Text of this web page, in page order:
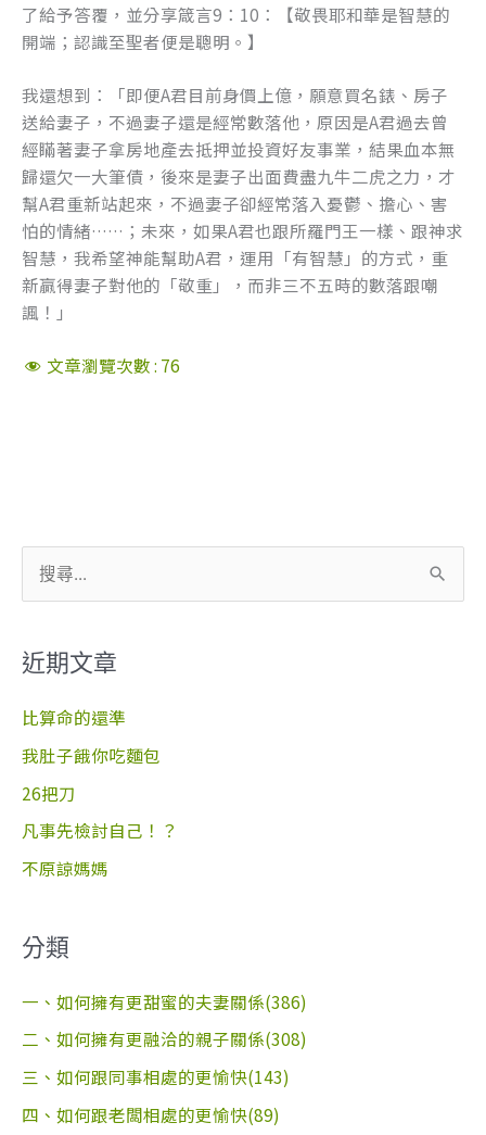
了給予答覆，並分享箴言9：10：【敬畏耶和華是智慧的
開端；認識至聖者便是聰明。】
我還想到：「即便A君目前身價上億，願意買名錶、房子
送給妻子，不過妻子還是經常數落他，原因是A君過去曾
經瞞著妻子拿房地產去抵押並投資好友事業，結果血本無
歸還欠一大筆債，後來是妻子出面費盡九牛二虎之力，才
幫A君重新站起來，不過妻子卻經常落入憂鬱、擔心、害
怕的情緒……；未來，如果A君也跟所羅門王一樣、跟神求
智慧，我希望神能幫助A君，運用「有智慧」的方式，重
新贏得妻子對他的「敬重」，而非三不五時的數落跟嘲
諷！」
文章瀏覽次數 : 76
尋
鍵
字
:
近期文章
比算命的還準
我肚子餓你吃麵包
26把刀
凡事先檢討自己！？
不原諒媽媽
分類
一、如何擁有更甜蜜的夫妻關係(386)
二、如何擁有更融洽的親子關係(308)
三、如何跟同事相處的更愉快(143)
四、如何跟老闆相處的更愉快(89)